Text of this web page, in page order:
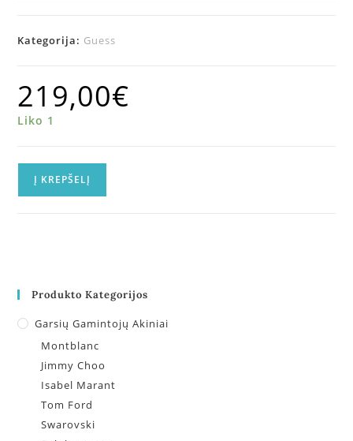
Kategorija: Guess
219,00€
Liko 1
Į KREPŠELĮ
Produkto Kategorijos
Garsių Gamintojų Akiniai
Montblanc
Jimmy Choo
Isabel Marant
Tom Ford
Swarovski